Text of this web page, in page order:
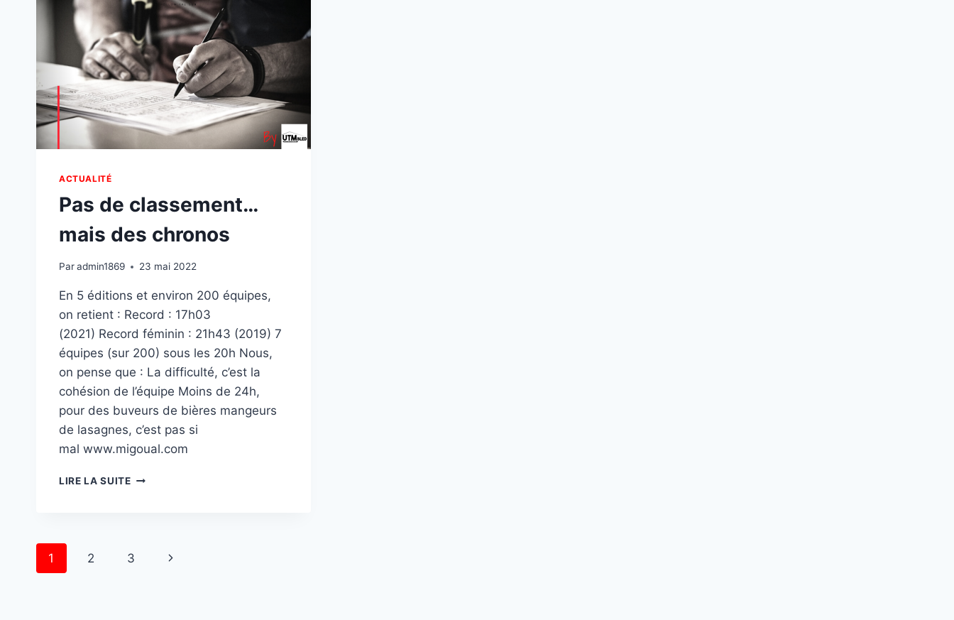
ACTUALITÉ
Pas de classement…
mais des chronos
Paradmin1869 23 mai 2022
En 5 éditions et environ 200 équipes,
on retient : Record : 17h03
(2021) Record féminin : 21h43 (2019) 7
équipes (sur 200) sous les 20h Nous,
on pense que : La difficulté, c’est la
cohésion de l’équipe Moins de 24h,
pour des buveurs de bières mangeurs
de lasagnes, c’est pas si
mal www.migoual.com
LIRE LA SUITEPAS
CHRONOS
Page
1 2 3